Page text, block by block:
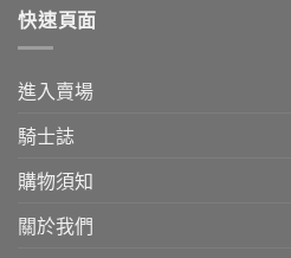
快速頁面
進入賣場
騎士誌
購物須知
關於我們